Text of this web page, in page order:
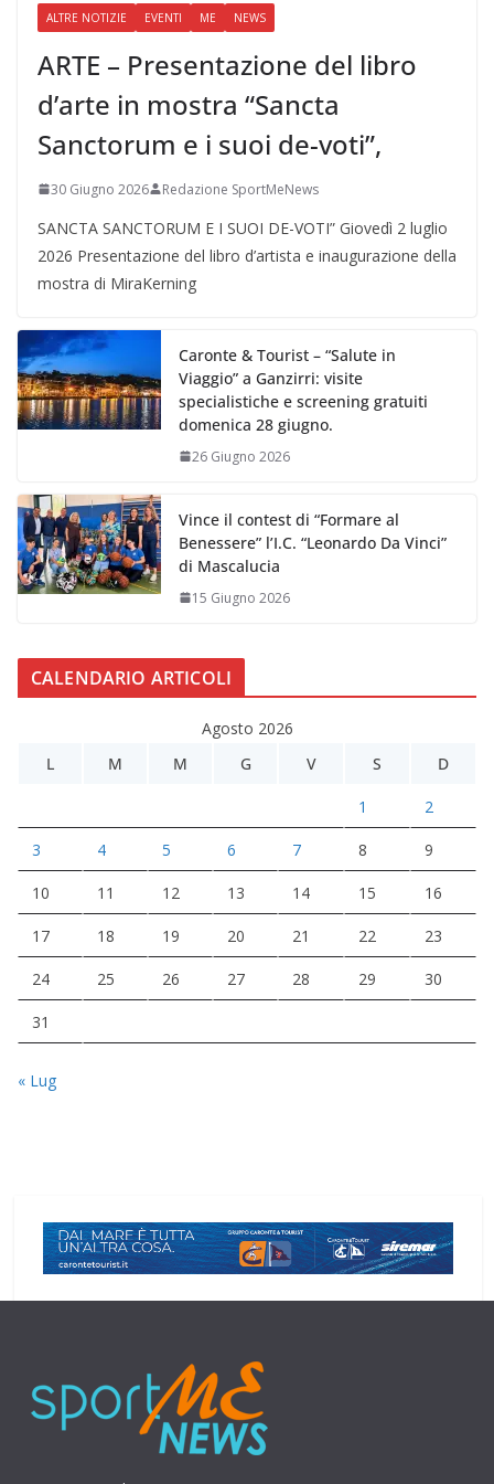
ALTRE NOTIZIE EVENTI ME NEWS
ARTE – Presentazione del libro
d’arte in mostra “Sancta
Sanctorum e i suoi de-voti”,
30 Giugno 2026 Redazione SportMeNews
SANCTA SANCTORUM E I SUOI DE-VOTI” Giovedì 2 luglio
2026 Presentazione del libro d’artista e inaugurazione della
mostra di MiraKerning
Caronte & Tourist – “Salute in
Viaggio” a Ganzirri: visite
specialistiche e screening gratuiti
domenica 28 giugno.
26 Giugno 2026
Vince il contest di “Formare al
Benessere” l’I.C. “Leonardo Da Vinci”
di Mascalucia
15 Giugno 2026
CALENDARIO ARTICOLI
Agosto 2026
L
M M G V S D
1 2
3 4 5 6 7 8 9
10 11 12 13 14 15 16
17 18 19 20 21 22 23
24 25 26 27 28 29 30
31
« Lug